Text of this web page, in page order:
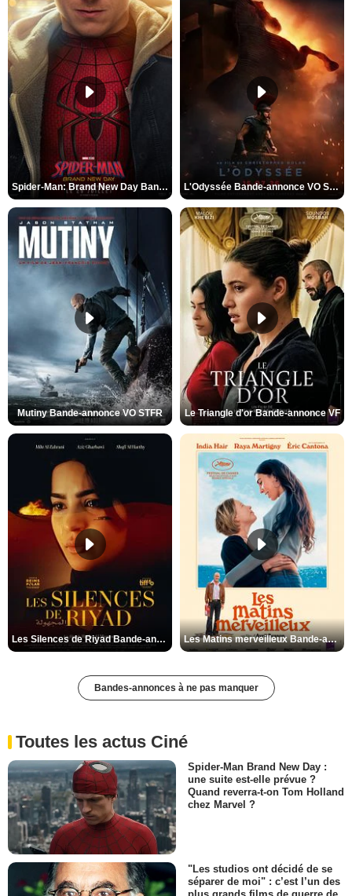
Spider-Man: Brand New Day Bande-annonce VO STFR L'Odyssée Bande-annonce VO STFR
Mutiny Bande-annonce VO STFR Le Triangle d'or Bande-annonce VF
Les Silences de Riyad Bande-annonce VO STFR Les Matins merveilleux Bande-annonce VF
Bandes-annonces à ne pas manquer
Toutes les actus Ciné
Spider-Man Brand New Day :
une suite est-elle prévue ?
Quand reverra-t-on Tom Holland
chez Marvel ?
"Les studios ont décidé de se
séparer de moi" : c’est l’un des